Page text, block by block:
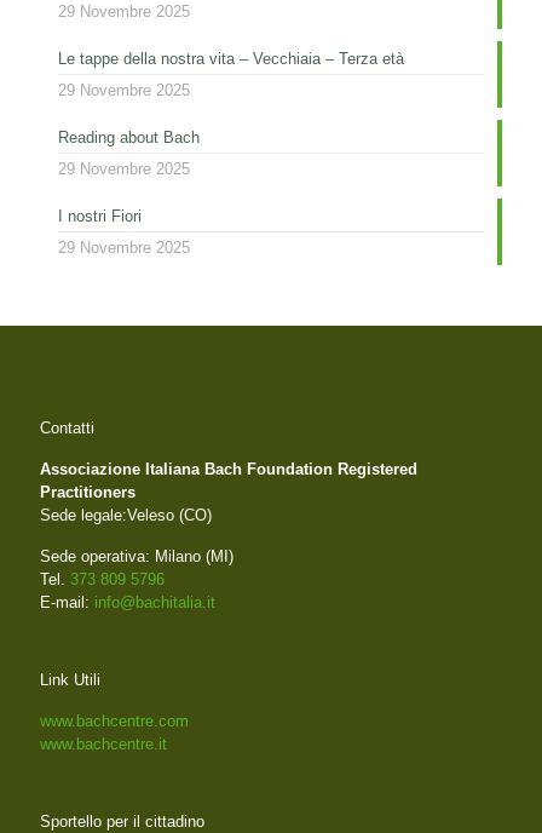
29 Novembre 2025
Le tappe della nostra vita – Vecchiaia – Terza età
29 Novembre 2025
Reading about Bach
29 Novembre 2025
I nostri Fiori
29 Novembre 2025
Contatti
Associazione Italiana Bach Foundation Registered
Practitioners
Sede legale:Veleso (CO)
Sede operativa: Milano (MI)
Tel. 373 809 5796
E-mail: info@bachitalia.it
Link Utili
www.bachcentre.com
www.bachcentre.it
Sportello per il cittadino